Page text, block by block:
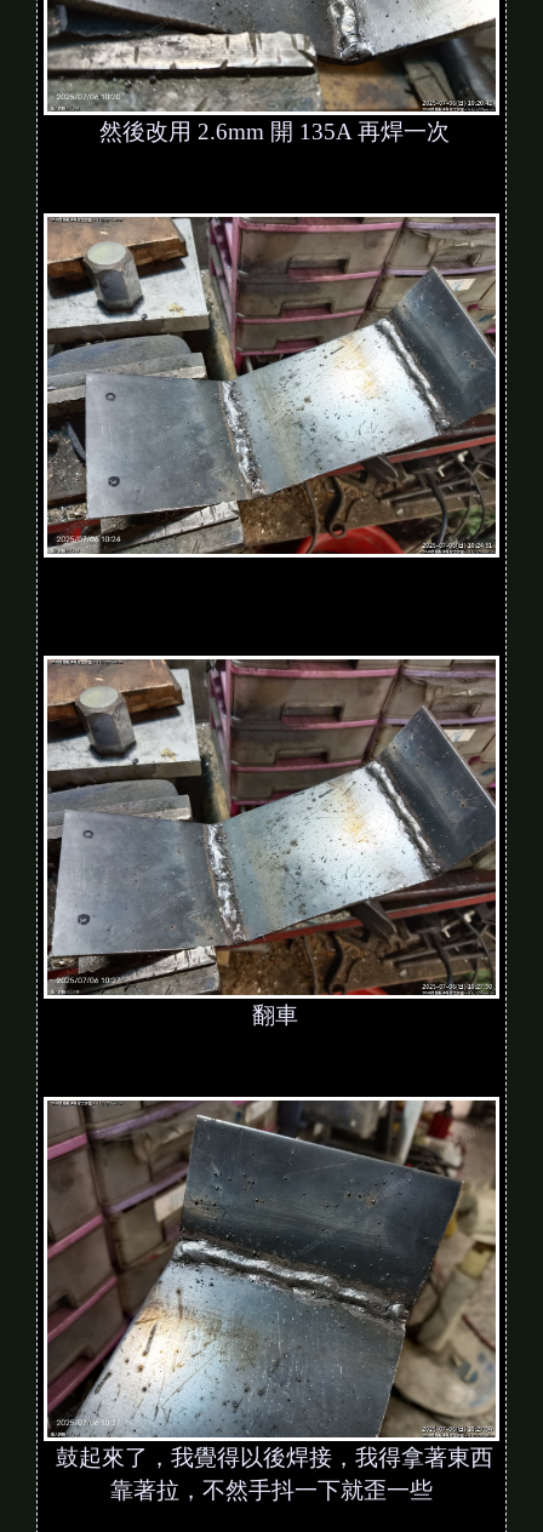
然後改用 2.6mm 開 135A 再焊一次
翻車
鼓起來了，我覺得以後焊接，我得拿著東西
靠著拉，不然手抖一下就歪一些